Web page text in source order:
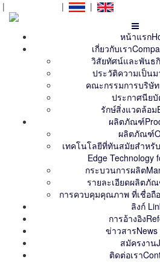
| | |
หน้าแรก
เกี่ยวกับเรา
วิสัยทัศน์และพันธ
ประวัติความเป็นม
คณะกรรมการบริษั
ประกาศนียบั
รักษ์สิ่งแวดล้อม
ผลิตภัณฑ์
ผลิตภัณฑ์
เทคโนโลยีที่ทันสมัยสำห
Edge Technology
กระบวนการผลิต
รายละเอียดผลิตภั
การควบคุมคุณภาพ ที่เชื่อถื
ลิงก์
การอ้างอิง
ข่าวสาร
สมัครงาน
ติดต่อเรา